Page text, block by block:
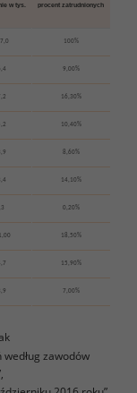
w tys. procent zatrudnionych
100%
9,00%
16,30%
10,40%
8,60%
14,10%
0,20%
18,50%
15,90%
7,00%
zawodów